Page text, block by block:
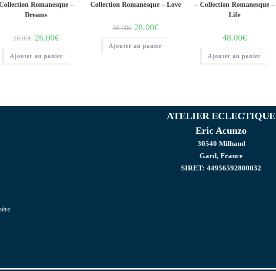
Romanesque –
Dreams
38.00€ 26.00€
Ajouter au panier
Collection Romanesque – Love
38.00€ 28.00€
Ajouter au panier
– Collection Romanesque –
Life
48.00€
Ajouter au panier
ATELIER ECLECTIQUE
Eric Acunzo
30540 Milhaud
Gard, France
SIRET: 44956592800032